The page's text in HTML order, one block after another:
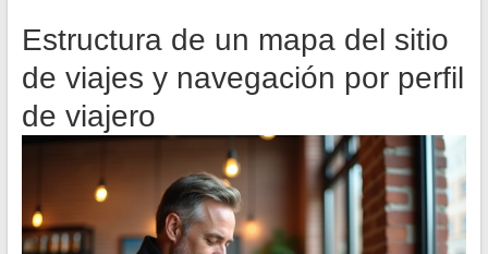
Estructura de un mapa del sitio
de viajes y navegación por perfil
de viajero